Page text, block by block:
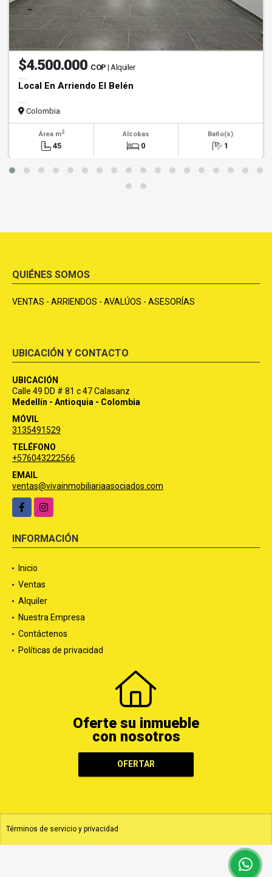
$4.500.000 COP | Alquiler
Local En Arriendo El Belén
Colombia
Área m2
45
Alcobas
0
Baño(s)
1
QUIÉNES SOMOS
VENTAS - ARRIENDOS - AVALÚOS - ASESORÍAS
UBICACIÓN Y CONTACTO
UBICACIÓN
Calle 49 DD # 81 c 47 Calasanz
Medellín - Antioquia - Colombia
MÓVIL
3135491529
TELÉFONO
+576043222566
EMAIL
ventas@vivainmobiliariaasociados.com
FacebookInstagram
INFORMACIÓN
Inicio
Ventas
Alquiler
Nuestra Empresa
Contáctenos
Políticas de privacidad
Oferte su inmueble
con nosotros
OFERTAR
Términos de servicio y privacidad